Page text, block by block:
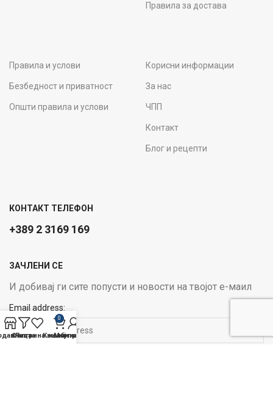
Правила за достава
Правила и услови
Безбедност и приватност
Општи правила и услови
Корисни информации
За нас
ЧПП
Контакт
Блог и рецепти
КОНТАКТ ТЕЛЕФОН
+389 2 3169 169
ЗАЧЛЕНИ СЕ
И добивај ги сите попусти и новости на твојот е-маил
Email address:
Филтри
Листа на желби
0
Кошничка
Мој профил